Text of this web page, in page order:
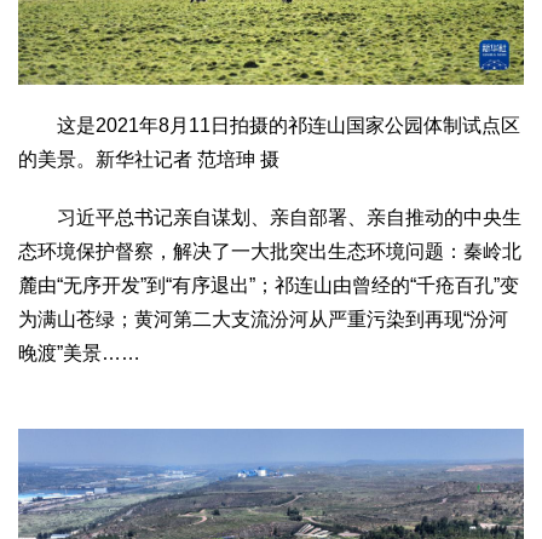
这是2021年8月11日拍摄的祁连山国家公园体制试点区
的美景。新华社记者 范培珅 摄
习近平总书记亲自谋划、亲自部署、亲自推动的中央生
态环境保护督察，解决了一大批突出生态环境问题：秦岭北
麓由“无序开发”到“有序退出”；祁连山由曾经的“千疮百孔”变
为满山苍绿；黄河第二大支流汾河从严重污染到再现“汾河
晚渡”美景……